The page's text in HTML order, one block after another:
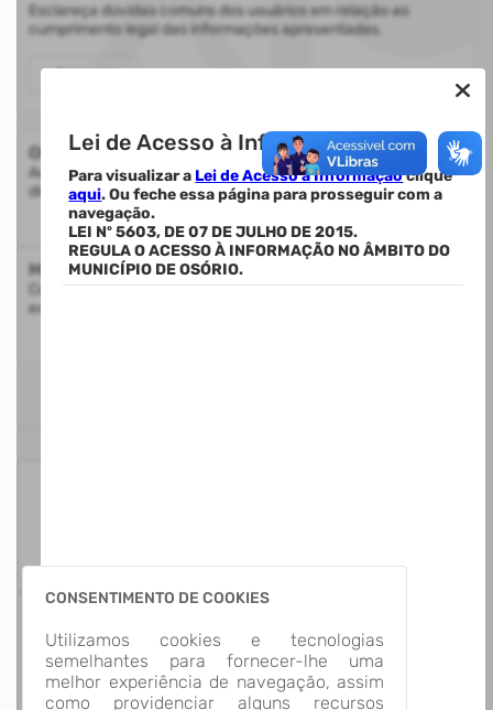
Lei de Acesso à Informação.
Para visualizar a Lei de Acesso à Informaçãoclique
aqui. Ou feche essa página para prosseguir com a
navegação.
LEI Nº 5603, DE 07 DE JULHO DE 2015.
REGULA O ACESSO À INFORMAÇÃO NO ÂMBITO DO
MUNICÍPIO DE OSÓRIO.
CONSENTIMENTO DE COOKIES
Utilizamos cookies e tecnologias
semelhantes para fornecer-lhe uma
melhor experiência de navegação, assim
como providenciar alguns recursos
Esclareça dúvidas comuns dos usuários em relação ao
cumprimento legal das informações apresentadas.
Acessar
Glossário
Auxilia na compreensão de termos utilizados nas informações
disponibilizadas.
Mapa do Site
Consulte a estrutura do Portal da Transparência com a
exibição de todos os itens disponíveis
13 Grupos de
Informação